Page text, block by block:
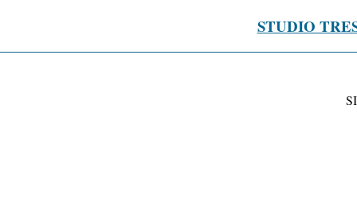
STUDIO